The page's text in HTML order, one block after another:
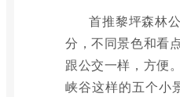
首推黎坪森林
分，不同景色和看
跟公交一样，方便
峡谷这样的五个小